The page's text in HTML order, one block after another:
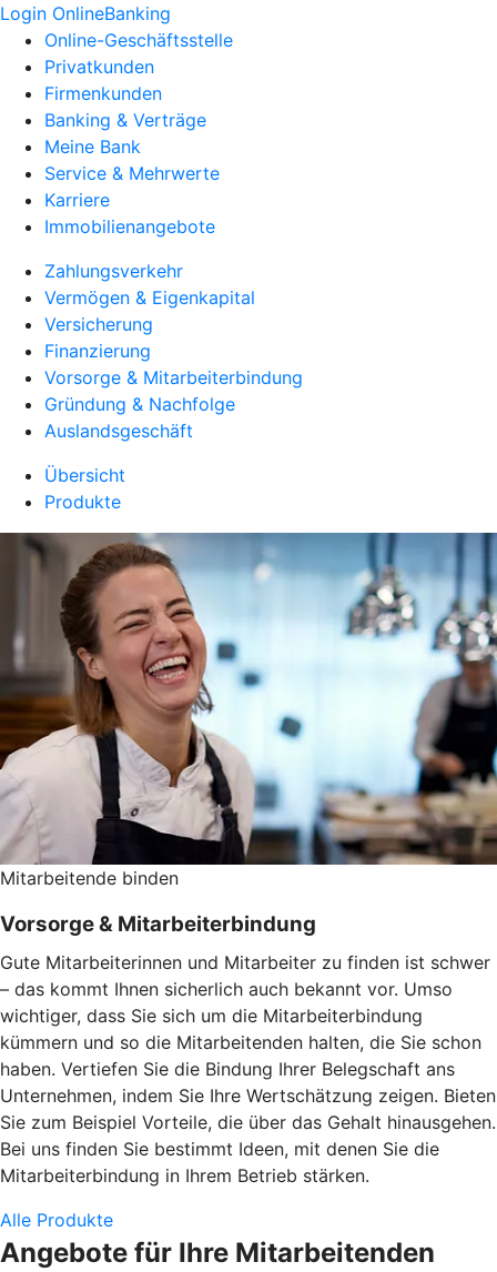
Login OnlineBanking
Online-Geschäftsstelle
Privatkunden
Firmenkunden
Banking & Verträge
Meine Bank
Service & Mehrwerte
Karriere
Immobilienangebote
Zahlungsverkehr
Vermögen & Eigenkapital
Versicherung
Finanzierung
Vorsorge & Mitarbeiterbindung
Gründung & Nachfolge
Auslandsgeschäft
Übersicht
Produkte
Mitarbeitende binden
Vorsorge & Mitarbeiterbindung
Gute Mitarbeiterinnen und Mitarbeiter zu finden ist schwer
– das kommt Ihnen sicherlich auch bekannt vor. Umso
wichtiger, dass Sie sich um die Mitarbeiterbindung
kümmern und so die Mitarbeitenden halten, die Sie schon
haben. Vertiefen Sie die Bindung Ihrer Belegschaft ans
Unternehmen, indem Sie Ihre Wertschätzung zeigen. Bieten
Sie zum Beispiel Vorteile, die über das Gehalt hinausgehen.
Bei uns finden Sie bestimmt Ideen, mit denen Sie die
Mitarbeiterbindung in Ihrem Betrieb stärken.
Alle Produkte
Angebote für Ihre Mitarbeitenden